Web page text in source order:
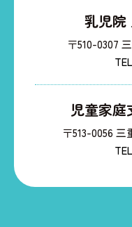
乳児院
〒510-0307
児童家庭
〒513-0056